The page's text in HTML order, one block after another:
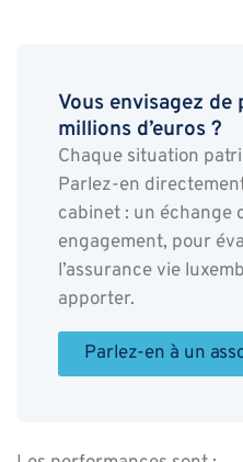
Vous envisagez
millions d’euros ?
Chaque situation
Parlez-en
cabinet : un échange
engagement, pour
l’assurance vie
apporter.
Parlez-en à un